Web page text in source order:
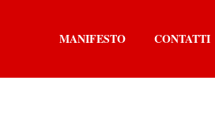
MANIFESTO CONTATTI